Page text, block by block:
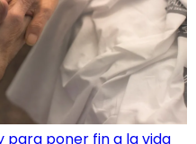
para poner fin a la vida